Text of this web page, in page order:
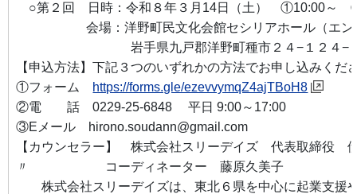
○第２回 日時：令和８年３月14日（土） ①10:00～
会場：洋野町民文化会館セシリアホール（エント
岩手県九戸郡洋野町種市２４−１２４−
【申込方法】下記３つのいずれかの方法でお申し込みくだ
①フォーム https://forms.gle/ezevvymqZ4ajTBoH8
②電 話 0229-25-6848 平日 9:00～17:00
③Eメール hirono.soudann@gmail.com
【カウンセラー】 株式会社スリーデイズ 代表取締役
〃 コーディネーター 藤原久美子
株式会社スリーデイズは、東北６県を中心に起業支援